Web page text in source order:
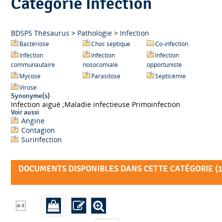
BDSP5 Thésaurus > Pathologie > Infection
Bactériose Choc septique
Co-infection
Infection
communautaire
Infection
nosocomiale
Infection
opportuniste
Mycose
Parasitose
Septicémie
Virose
Synonyme(s)
Infection aiguë ;Maladie infectieuse Primoinfection
Voir aussi
Angine
Contagion
Surinfection
DOCUMENTS DISPONIBLES DANS CETTE CATÉGORIE (